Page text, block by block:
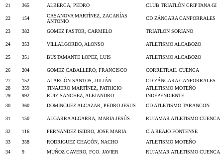
21
365 ALBERCA, PEDRO CLUB TRIATLÓN CRIPTANA GI
22 154
CASANOVA MARTÍNEZ, ZACARÍAS
ANTONIO
CD ZÁNCARA CANFORRALES
23 382 GOMEZ PASTOR, CARMELO TRIATLON SORIANO
24 353 VILLALGORDO, ALONSO ATLETISMO ALCABOZO
25 351 BUSTAMANTE LOPEZ, LUIS ATLETISMO ALCABOZO
26 204 GOMEZ CABALLERO, FRANCISCO
CORRETRAIL CUENCA
27
152 ALARCÓN SANTOS, JULIÁN
CD ZÁNCARA CANFORRALES
28
359 TINAJERO MARTÍNEZ, PATRICIO
ATLETISMO MOTEÑO
29
992 RUIZ SANCHEZ, ALEJANDRO
INDEPENDIENTE
30
360 DOMINGUEZ ALCAZAR, PEDRO JESUS CD ATLETISMO TARANCON
31 150 ALGARRA ALGARRA, MARIA JESÚS RUJAMAR ATLETISMO CUENCA
32 116 FERNANDEZ ISIDRO, JOSE MARIA
C.A REAJO FONTENSE
33
358 RODRIGUEZ CHACÓN, NACHO
ATLETISMO MOTEÑO
34
9 MUÑOZ CAVERO, FCO. JAVIER RUJAMAR ATLETISMO CUENCA